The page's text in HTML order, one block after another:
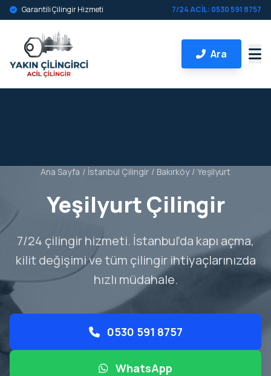
Garantili Çilingir Hizmeti 7/24 ACİL: 0530 591 8757
Ara
Ana Sayfa / İstanbul Çilingir / Bakırköy / Yeşilyurt
Yeşilyurt Çilingir
7/24 çilingir hizmeti. İstanbul’da kapı açma,
kilit değişimi ve tüm çilingir ihtiyaçlarınızda
hızlı müdahale.
0530 591 8757
WhatsApp